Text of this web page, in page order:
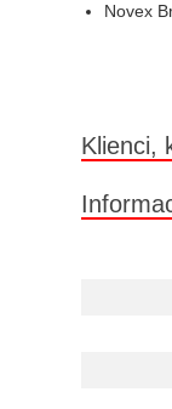
Novex
Klienci,